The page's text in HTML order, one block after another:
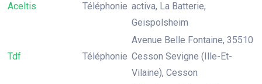
Aceltis Téléphonie activa, La Batterie,
Geispolsheim
Tdf Téléphonie
Avenue Belle Fontaine, 35510
Cesson Sevigne (Ille-Et-
Vilaine), Cesson